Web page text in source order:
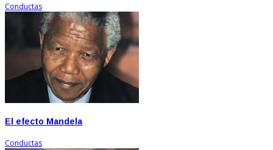
Conductas
El efecto Mandela
Conductas